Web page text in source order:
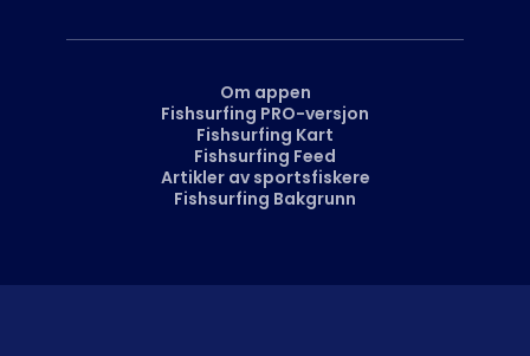
Om appen
Fishsurfing PRO-versjon
Fishsurfing Kart
Fishsurfing Feed
Artikler av sportsfiskere
Fishsurfing Bakgrunn